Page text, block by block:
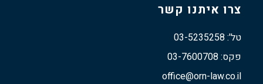
צרו איתנו קשר
טל': 03-5235258
פקס: 03-7600708
office@orn-law.co.il